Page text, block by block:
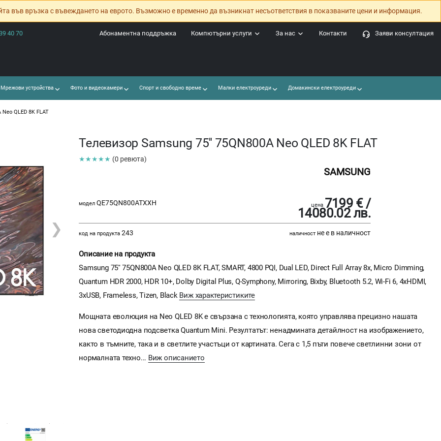
във връзка с въвеждането на еврото. Възможно е временно да възникнат несъответствия в показваните цени и информация.
40 70 Заяви консултация
Контакти
За нас
Компютърни услуги
Абонаментна поддръжка
устройства Фото и видеокамери Спорт и свободно време Малки електроуреди Домакински електроуреди
QLED 8K FLAT
❯
Телевизор Samsung 75'' 75QN800A Neo QLED 8K FLAT
★★★★★ (0 ревюта)
SAMSUNG
модел QE75QN800ATXXH цена 7199 € /
14080.02 лв.
код на продукта 243 наличност не е в наличност
Описание на продукта
Samsung 75'' 75QN800A Neo QLED 8K FLAT, SMART, 4800 PQI, Dual LED, Direct Full Array 8x, Micro Dimming,
Quantum HDR 2000, HDR 10+, Dolby Digital Plus, Q-Symphony, Mirroring, Bixby, Bluetooth 5.2, Wi-Fi 6, 4xHDMI,
3xUSB, Frameless, Tizen, Black Виж характеристиките
Мощната еволюция на Neo QLED 8K e свързана с технологията, която управлява прецизно нашата
нова светодиодна подсветка Quantum Mini. Резултатът: ненадмината детайлност на изображението,
както в тъмните, така и в светлите участъци от картината. Сега с 1,5 пъти повече светлинни зони от
нормалната техно... Виж описанието